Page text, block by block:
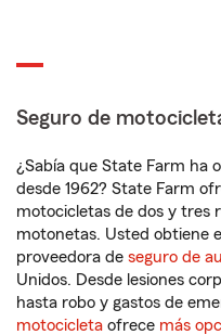
Seguro de
¿Sabía que State Farm ha
desde 1962? State Farm
motocicletas de dos y tres
motonetas. Usted obtiene
proveedora de seguro de
Unidos. Desde lesiones
hasta robo y gastos de
motocicleta ofrece más